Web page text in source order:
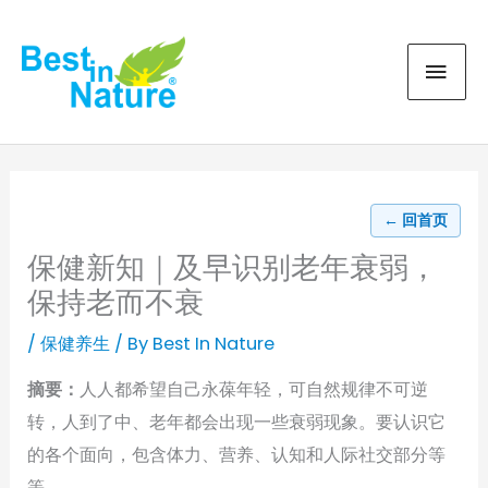
content
← 回首页
保健新知｜及早识别老年衰弱，
保持老而不衰
/保健养生 / By Best In Nature
摘要： 人人都希望自己永葆年轻，可自然规律不可逆
转，人到了中、老年都会出现一些衰弱现象。要认识它
的各个面向，包含体力、营养、认知和人际社交部分等